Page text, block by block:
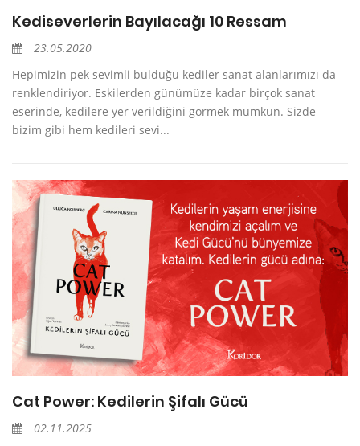
Kediseverlerin Bayılacağı 10 Ressam
23.05.2020
Hepimizin pek sevimli bulduğu kediler sanat alanlarımızı da
renklendiriyor. Eskilerden günümüze kadar birçok sanat
eserinde, kedilere yer verildiğini görmek mümkün. Sizde
bizim gibi hem kedileri sevi...
Cat Power: Kedilerin Şifalı Gücü
02.11.2025